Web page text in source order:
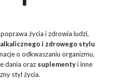
życia i zdrowia ludzi,
alkalicznego i zdrowego stylu
o odkwaszaniu organizmu,
dania oraz suplementyi inne
styl życia.